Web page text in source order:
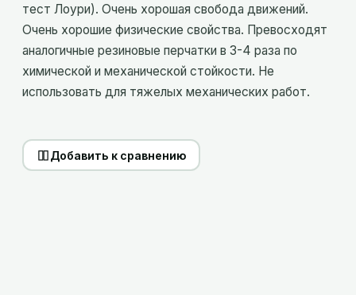
тест Лоури). Очень хорошая свобода движений.
Очень хорошие физические свойства. Превосходят
аналогичные резиновые перчатки в 3-4 раза по
химической и механической стойкости. Не
использовать для тяжелых механических работ.
Добавить к сравнению